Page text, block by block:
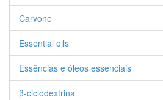
Carvone
Essential oils
Essências e óleos essenciais
β-ciclodextrina